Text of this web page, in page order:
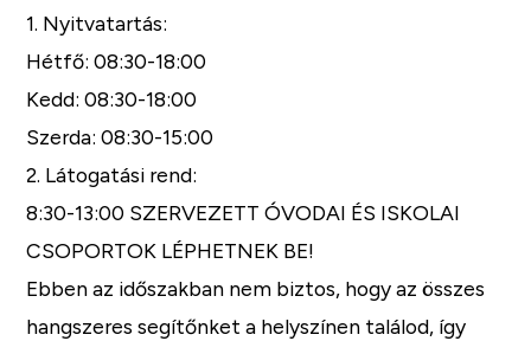
1. Nyitvatartás:
Hétfő: 08:30-18:00
Kedd: 08:30-18:00
Szerda: 08:30-15:00
2. Látogatási rend:
8:30-13:00 SZERVEZETT ÓVODAI ÉS ISKOLAI
CSOPORTOK LÉPHETNEK BE!
Ebben az időszakban nem biztos, hogy az összes
hangszeres segítőnket a helyszínen találod, így